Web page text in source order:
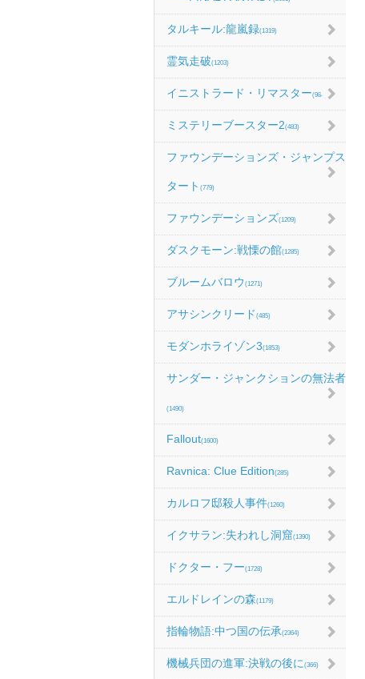
タルキール:龍嵐録(1319)
霊気走破(1203)
イニストラード・リマスター(984)
ミステリーブースター2(483)
ファウンデーションズ・ジャンプス
タート (779)
ファウンデーションズ(1209)
ダスクモーン:戦慄の館(1285)
ブルームバロウ (1271)
アサシンクリード (485)
モダンホライゾン3(1853)
サンダー・ジャンクションの無法者
(1490)
Fallout(1600)
Ravnica: Clue Edition(285)
カルロフ邸殺人事件(1260)
イクサラン:失われし洞窟(1390)
ドクター・フー(1728)
エルドレインの森(1179)
指輪物語:中つ国の伝承(2364)
機械兵団の進軍:決戦の後に (366)